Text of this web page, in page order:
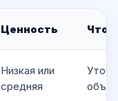
Ценность Что
Низкая или
средняя